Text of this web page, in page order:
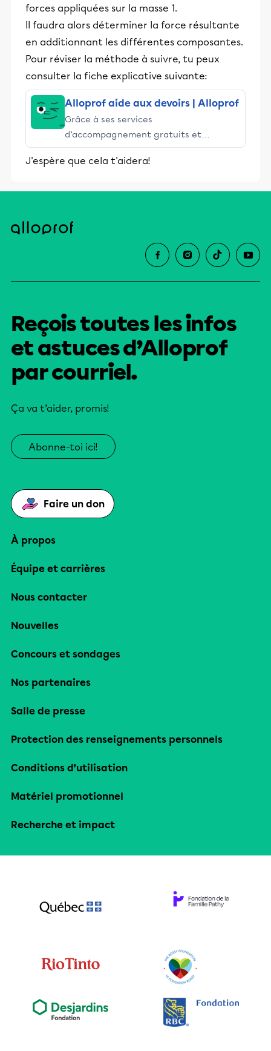
forces appliquées sur la masse 1.
Il faudra alors déterminer la force résultante
en additionnant les différentes composantes.
Pour réviser la méthode à suivre, tu peux
consulter la fiche explicative suivante:
Alloprof aide aux devoirs | Alloprof
Grâce à ses services
d’accompagnement gratuits et
stimulants, Alloprof engage les élèves
et leurs parents dans la réussite
J'espère que cela t'aidera!
Reçois toutes les infos
et astuces d’Alloprof
par courriel.
Ça va t’aider, promis!
Abonne-toi ici!
Faire un don
À propos
Équipe et carrières
Nous contacter
Nouvelles
Concours et sondages
Nos partenaires
Salle de presse
Protection des renseignements personnels
Conditions d’utilisation
Matériel promotionnel
Recherche et impact